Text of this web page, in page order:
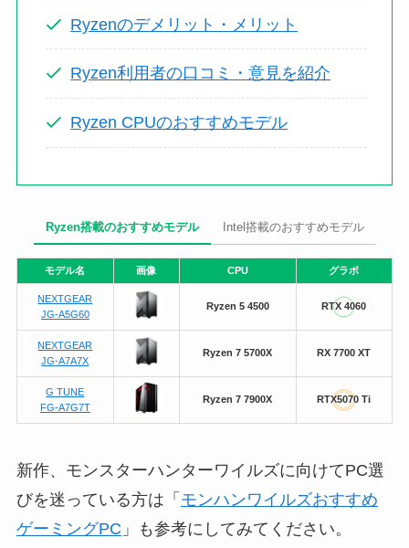
Ryzenのデメリット・メリット
Ryzen利用者の口コミ・意見を紹介
Ryzen CPUのおすすめモデル
Ryzen搭載のおすすめモデル Intel搭載のおすすめモデル
モデル名 画像 CPU グラボ
NEXTGEAR
JG-A5G60
Ryzen 5 4500 RTX 4060
NEXTGEAR
JG-A7A7X
Ryzen 7 5700X RX 7700 XT
G TUNE
FG-A7G7T
Ryzen 7 7900X RTX5070 Ti
新作、モンスターハンターワイルズに向けてPC選
びを迷っている方は「 モンハンワイルズおすすめ
ゲーミングPC 」も参考にしてみてください。